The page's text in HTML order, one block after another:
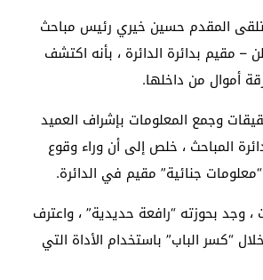
تلقى المقدم حسين خيري رئيس مباحث
– مقيم بدائرة الدائرة ، بأنه اكتشف
أموال من داخلها.
وجمع المعلومات بإشراف العميد
المباحث ، خلص إلى أن وراء وقوع
جنائية” مقيم في الدائرة.
، وجد بحوزته “رافعة حديدية” ، واعترف
“كسر الباب” باستخدام الأداة التي